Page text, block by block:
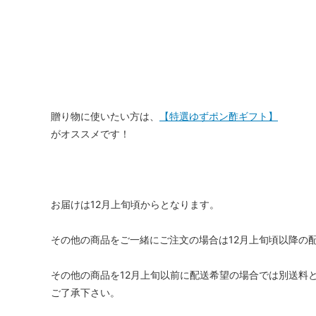
贈り物に使いたい方は、
【特選ゆずポン酢ギフト】
がオススメです！
お届けは12月上旬頃からとなります。
その他の商品をご一緒にご注文の場合は12月上旬頃以降の
その他の商品を12月上旬以前に配送希望の場合では別送料
ご了承下さい。